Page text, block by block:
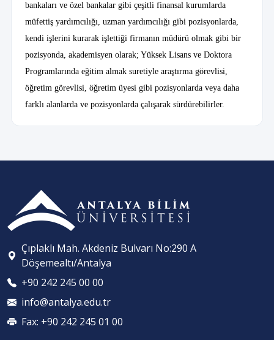
bankaları ve özel bankalar gibi çeşitli finansal kurumlarda
müfettiş yardımcılığı, uzman yardımcılığı gibi pozisyonlarda,
kendi işlerini kurarak işlettiği firmanın müdürü olmak gibi bir
pozisyonda, akademisyen olarak; Yüksek Lisans ve Doktora
Programlarında eğitim almak suretiyle araştırma görevlisi,
öğretim görevlisi, öğretim üyesi gibi pozisyonlarda veya daha
farklı alanlarda ve pozisyonlarda çalışarak sürdürebilirler.
Çıplaklı Mah. Akdeniz Bulvarı No:290 A
Döşemealtı/Antalya
+90 242 245 00 00
info@antalya.edu.tr
Fax: +90 242 245 01 00